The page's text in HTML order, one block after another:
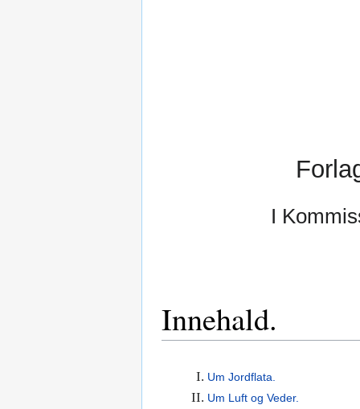
I
Innehald.
I. Um Jordflata.
II. Um Luft og Veder.